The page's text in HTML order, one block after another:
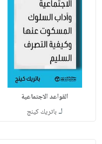
القواعد الاجتماعية
لـ باتريك كينج